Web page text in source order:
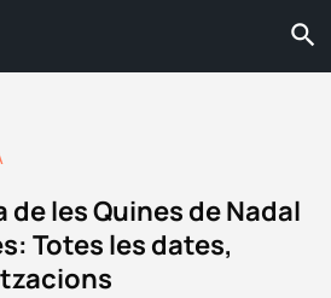
les Quines de Nadal
Totes les dates,